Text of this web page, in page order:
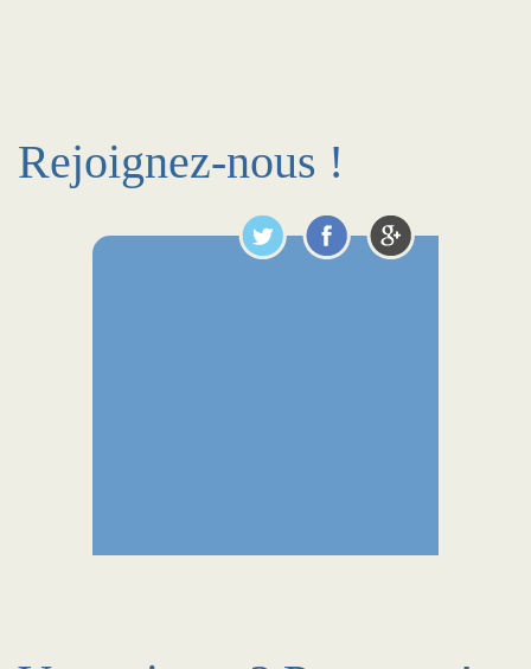
Rejoignez-nous !